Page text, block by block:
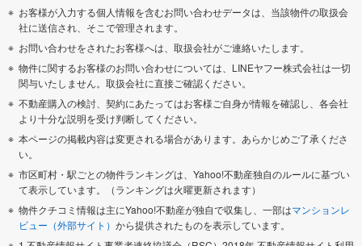
お客様が入力する個人情報を含むお問い合わせデータは、当該物件の取扱会
社に送信され、そこで管理されます。
お問い合わせをされたお客様へは、取扱会社がご連絡いたします。
物件に関するお客様のお問い合わせについては、LINEヤフー株式会社は一切
関与いたしません。取扱会社に直接ご確認ください。
不動産購入の検討、契約にあたってはお客様ご自身が情報を確認し、各会社
より十分な説明を受け判断してください。
本ページの掲載内容は変更される場合があります。あらかじめご了承くださ
い。
市区町村・駅ごとの物件ランキングは、Yahoo!不動産独自のルールに基づい
て表示しています。（ランキングは火曜更新されます）
物件クチコミ情報は主にYahoo!不動産が独自で収集し、一部はマンションレ
ビュー（外部サイト） から提供されたものを表示しています。